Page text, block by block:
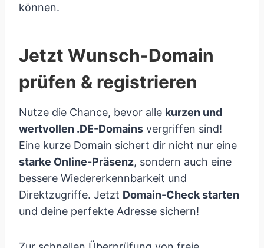
können.
Jetzt Wunsch-Domain
prüfen & registrieren
Nutze die Chance, bevor alle kurzen und
wertvollen .DE-Domains vergriffen sind!
Eine kurze Domain sichert dir nicht nur eine
starke Online-Präsenz, sondern auch eine
bessere Wiedererkennbarkeit und
Direktzugriffe. Jetzt Domain-Check starten
und deine perfekte Adresse sichern!